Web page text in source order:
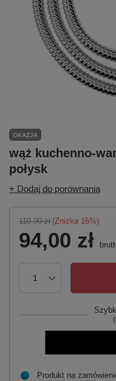
OKAZJA
wąż kuchenno-
połysk
+ Dodaj do porównania
110,00 zł (Zniżka 15%)
94,00 zł
Produkt na